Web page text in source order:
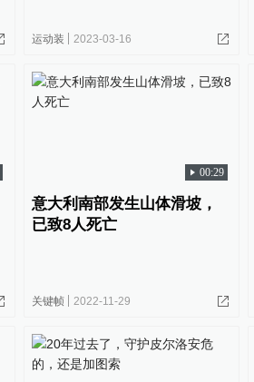
运动装 2023-03-16
00:29
意大利南部发生山体滑坡，
已致8人死亡
关键帧 2022-11-29